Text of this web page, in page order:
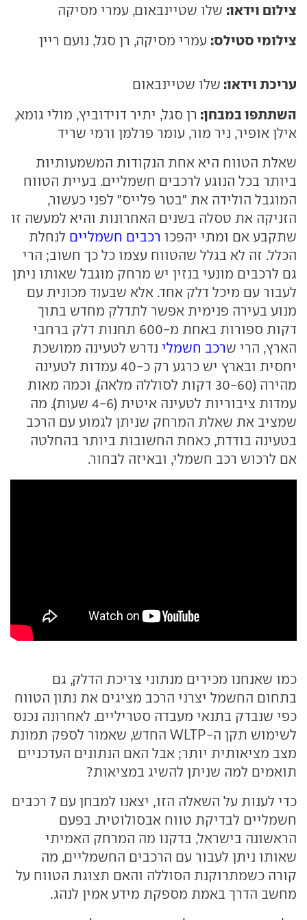
צילום וידאו: שלו שטיינבאום, עמרי מסיקה
צילומי סטילס: עמרי מסיקה, רן סגל, נועם ריין
עריכת וידאו: שלו שטיינבאום
השתתפו במבחן: רן סגל, יתיר דוידוביץ, מולי גומא,
אילן אופיר, ניר מור, עומר פרלמן ורמי שריד
שאלת הטווח היא אחת הנקודות המשמעותיות
ביותר בכל הנוגע לרכבים חשמליים. בעיית הטווח
המוגבל הולידה את "בטר פלייס" לפני כעשור,
הזניקה את טסלה בשנים האחרונות והיא למעשה זו
שתקבע אם ומתי יהפכו רכבים חשמליים לנחלת
הכלל. זה לא בגלל שהטווח עצמו כל כך חשוב; הרי
גם לרכבים מונעי בנזין יש מרחק מוגבל שאותו ניתן
לעבור עם מיכל דלק אחד. אלא שבעוד מכונית עם
מנוע בעירה פנימית אפשר לתדלק מחדש בתוך
דקות ספורות באחת מ-600 תחנות דלק ברחבי
הארץ, הרי שרכב חשמלי נדרש לטעינה ממושכת
יחסית ובארץ יש כרגע רק כ-40 עמדות לטעינה
מהירה (30-60 דקות לסוללה מלאה), וכמה מאות
עמדות ציבוריות לטעינה איטית (4-6 שעות). מה
שמציב את שאלת המרחק שניתן לגמוע עם הרכב
בטעינה בודדת, כאחת החשובות ביותר בהחלטה
אם לרכוש רכב חשמלי, ובאיזה לבחור.
כמו שאנחנו מכירים מנתוני צריכת הדלק, גם
בתחום החשמל יצרני הרכב מציגים את נתון הטווח
כפי שנבדק בתנאי מעבדה סטריליים. לאחרונה נכנס
לשימוש תקן ה-WLTP החדש, שאמור לספק תמונת
מצב מציאותית יותר; אבל האם הנתונים העדכניים
תואמים למה שניתן להשיג במציאות?
כדי לענות על השאלה הזו, יצאנו למבחן עם 7 רכבים
חשמליים לבדיקת טווח אבסולוטית. בפעם
הראשונה בישראל, בדקנו מה המרחק האמיתי
שאותו ניתן לעבור עם הרכבים החשמליים, מה
קורה כשמתרוקנת הסוללה והאם תצוגת הטווח על
מחשב הדרך באמת מספקת מידע אמין לנהג.